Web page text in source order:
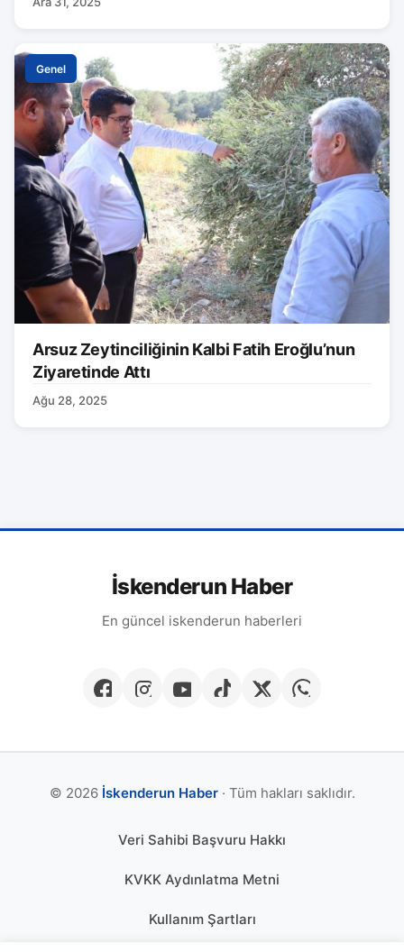
Genel
Arsuz Zeytinciliğinin Kalbi Fatih Eroğlu’nun
Ziyaretinde Attı
Ağu 28, 2025
İskenderun Haber
En güncel iskenderun haberleri
© 2026 İskenderun Haber· Tüm hakları saklıdır.
Veri Sahibi Başvuru Hakkı
KVKK Aydınlatma Metni
Kullanım Şartları